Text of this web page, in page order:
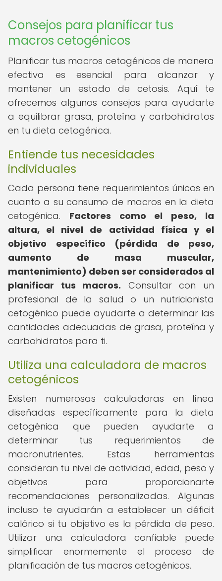
Consejos para planificar tus
macros cetogénicos
Planificar tus macros cetogénicos de manera
efectiva es esencial para alcanzar y
mantener un estado de cetosis. Aquí te
ofrecemos algunos consejos para ayudarte
a equilibrar grasa, proteína y carbohidratos
en tu dieta cetogénica.
Entiende tus necesidades
individuales
Cada persona tiene requerimientos únicos en
cuanto a su consumo de macros en la dieta
cetogénica. Factores como el peso, la
altura, el nivel de actividad física y el
objetivo específico (pérdida de peso,
aumento de masa muscular,
mantenimiento) deben ser considerados al
planificar tus macros. Consultar con un
profesional de la salud o un nutricionista
cetogénico puede ayudarte a determinar las
cantidades adecuadas de grasa, proteína y
carbohidratos para ti.
Utiliza una calculadora de macros
cetogénicos
Existen numerosas calculadoras en línea
diseñadas específicamente para la dieta
cetogénica que pueden ayudarte a
determinar tus requerimientos de
macronutrientes. Estas herramientas
consideran tu nivel de actividad, edad, peso y
objetivos para proporcionarte
recomendaciones personalizadas. Algunas
incluso te ayudarán a establecer un déficit
calórico si tu objetivo es la pérdida de peso.
Utilizar una calculadora confiable puede
simplificar enormemente el proceso de
planificación de tus macros cetogénicos.